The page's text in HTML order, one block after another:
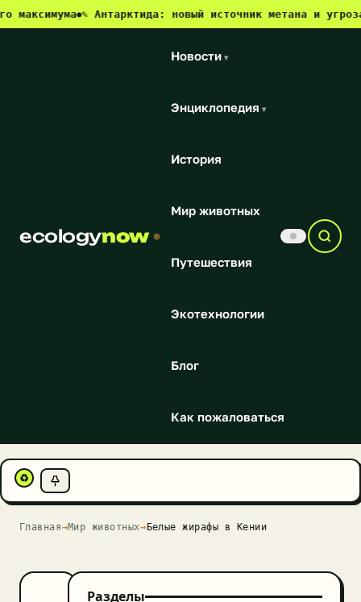
●✎ Антарктида: новый источник метана и угроза для
ecologynow
Новости ▾
Энциклопедия ▾
История
Мир животных
Путешествия
Экотехнологии
Блог
Как пожаловаться
♻
Главная→Мир животных→Белые жирафы в Кении
Разделы